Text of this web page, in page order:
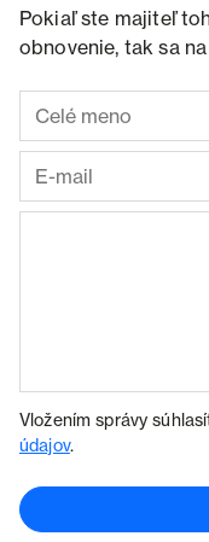
Pokiaľ ste majiteľ
obnovenie, tak sa
Vložením správy
údajov.